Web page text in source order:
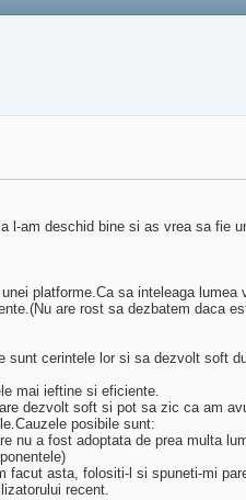
am deschid bine si as vrea sa fie
platforme.Ca sa inteleaga
are rost sa dezbatem daca
cerintele lor si sa dezvolt soft
mai ieftine si eficiente.
dezvolt soft si pot sa zic ca am
posibile sunt:
a fost adoptata de prea multa
asta, folositi-l si spuneti-mi
recent.